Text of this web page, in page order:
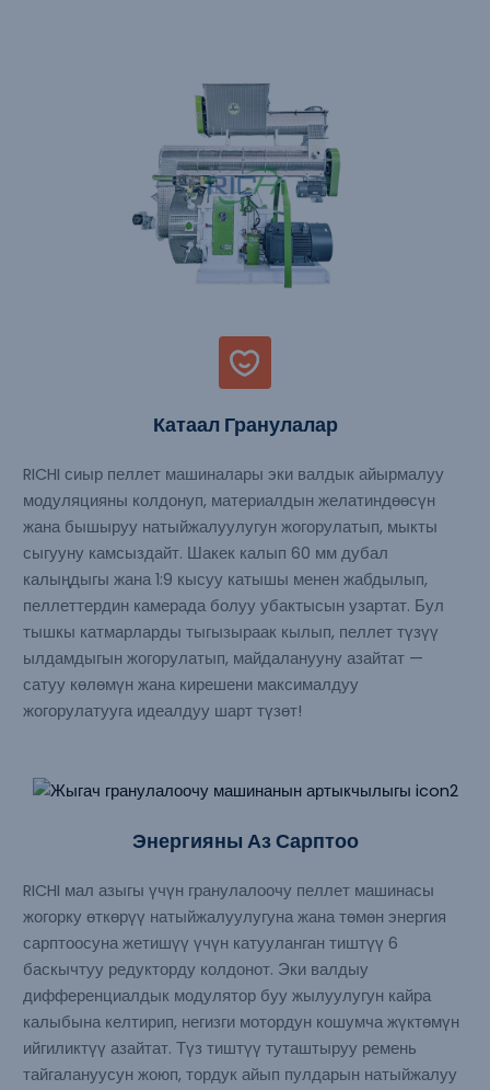
Катаал Гранулалар
RICHI сиыр пеллет машиналары эки валдык айырмалуу
модуляцияны колдонуп, материалдын желатиндөөсүн
жана бышыруу натыйжалуулугун жогорулатып, мыкты
сыгууну камсыздайт. Шакек калып 60 мм дубал
калыңдыгы жана 1:9 кысуу катышы менен жабдылып,
пеллеттердин камерада болуу убактысын узартат. Бул
тышкы катмарларды тыгызыраак кылып, пеллет түзүү
ылдамдыгын жогорулатып, майдаланууну азайтат —
сатуу көлөмүн жана кирешени максималдуу
жогорулатууга идеалдуу шарт түзөт!
Энергияны Аз Сарптоо
RICHI мал азыгы үчүн гранулалоочу пеллет машинасы
жогорку өткөрүү натыйжалуулугуна жана төмөн энергия
сарптоосуна жетишүү үчүн катууланган тиштүү 6
баскычтуу редукторду колдонот. Эки валдыу
дифференциалдык модулятор буу жылуулугун кайра
калыбына келтирип, негизги мотордун кошумча жүктөмүн
ийгиликтүү азайтат. Түз тиштүү туташтыруу ремень
тайгалануусун жоюп, тордук айып пулдарын натыйжалуу